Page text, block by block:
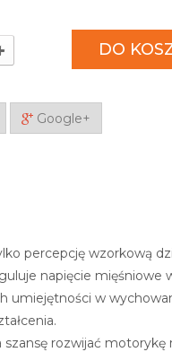
DO
Google+
percepcję wzorkową
napięcie mięśniowe
umiejętności w
rozwijać motorykę